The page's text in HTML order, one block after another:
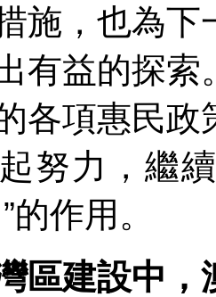
施，也為
有益的探
各項惠民
努力，繼
的作用。
區建設中